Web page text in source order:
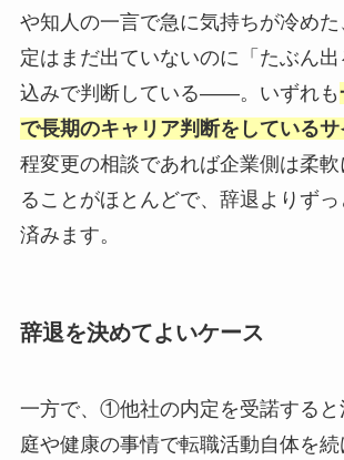
や知人の一言で急に気持ちが冷め
定はまだ出ていないのに「たぶん
込みで判断している——。いずれも
で長期のキャリア判断をしているサ
程変更の相談であれば企業側は柔
ることがほとんどで、辞退よりず
済みます。
辞退を決めてよいケース
一方で、①他社の内定を受諾する
庭や健康の事情で転職活動自体を続